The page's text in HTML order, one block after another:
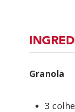
Granola
3